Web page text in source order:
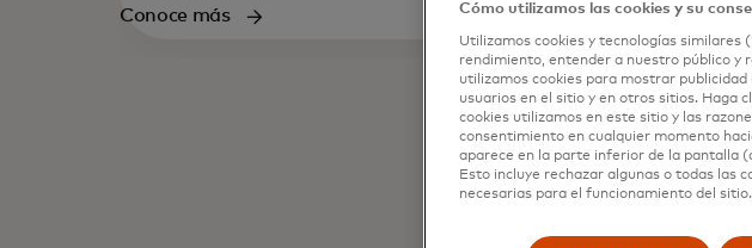
Todas nuestras tarjetas ofrecen un conjunto de
básicos y acceso a experiencias que disfrutarás.
Conoce más Cómo utilizamos las cookies y su
Utilizamos cookies y tecnologías similares
rendimiento, entender a nuestro público y
utilizamos cookies para mostrar
usuarios en el sitio y en otros sitios. Haga
cookies utilizamos en este sitio y las
consentimiento en cualquier momento
aparece en la parte inferior de la pantalla
Esto incluye rechazar algunas o todas las
necesarias para el funcionamiento del sitio.